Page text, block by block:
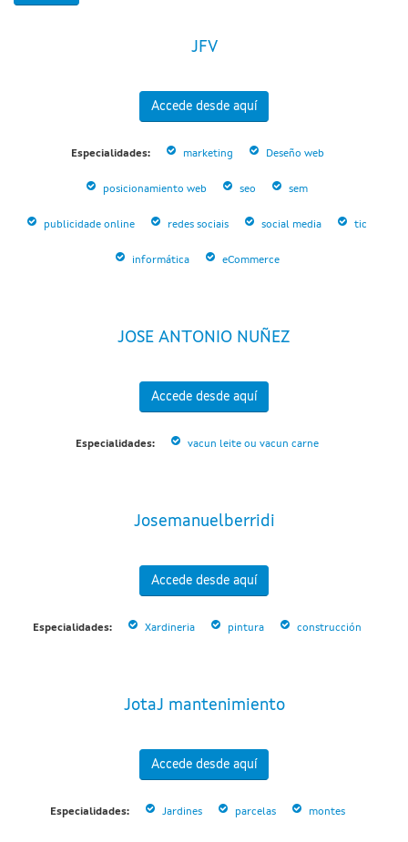
JFV
Accede desde aquí
Especialidades: marketing Deseño web
posicionamiento web seo sem
publicidade online redes sociais social media tic
informática eCommerce
JOSE ANTONIO NUÑEZ
Accede desde aquí
Especialidades: vacun leite ou vacun carne
Josemanuelberridi
Accede desde aquí
Especialidades: Xardineria pintura construcción
JotaJ mantenimiento
Accede desde aquí
Especialidades: Jardines parcelas montes